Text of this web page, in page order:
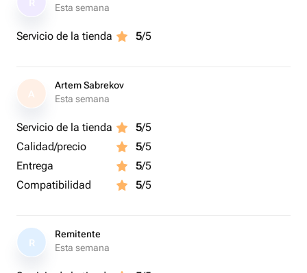
Esta semana
Servicio de la tienda 5/5
A
Artem Sabrekov
Esta semana
Servicio de la tienda 5/5
Calidad/precio
5/5
Entrega
5/5
Compatibilidad
5/5
R
Remitente
Esta semana